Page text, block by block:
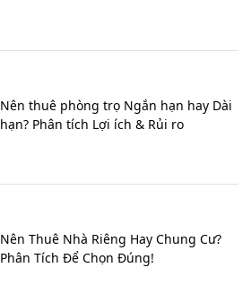
Nên thuê phòng trọ Ngắn hạn hay Dài
hạn? Phân tích Lợi ích & Rủi ro
Nên Thuê Nhà Riêng Hay Chung Cư?
Phân Tích Để Chọn Đúng!